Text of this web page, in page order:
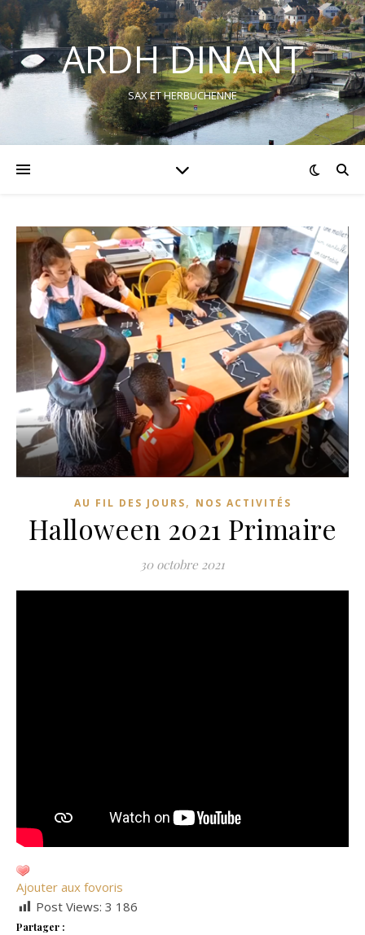
ARDH DINANT
SAX ET HERBUCHENNE
AU FIL DES JOURS, NOS ACTIVITÉS
Halloween 2021 Primaire
30 octobre 2021
Ajouter aux fovoris
Post Views: 3 186
Partager :